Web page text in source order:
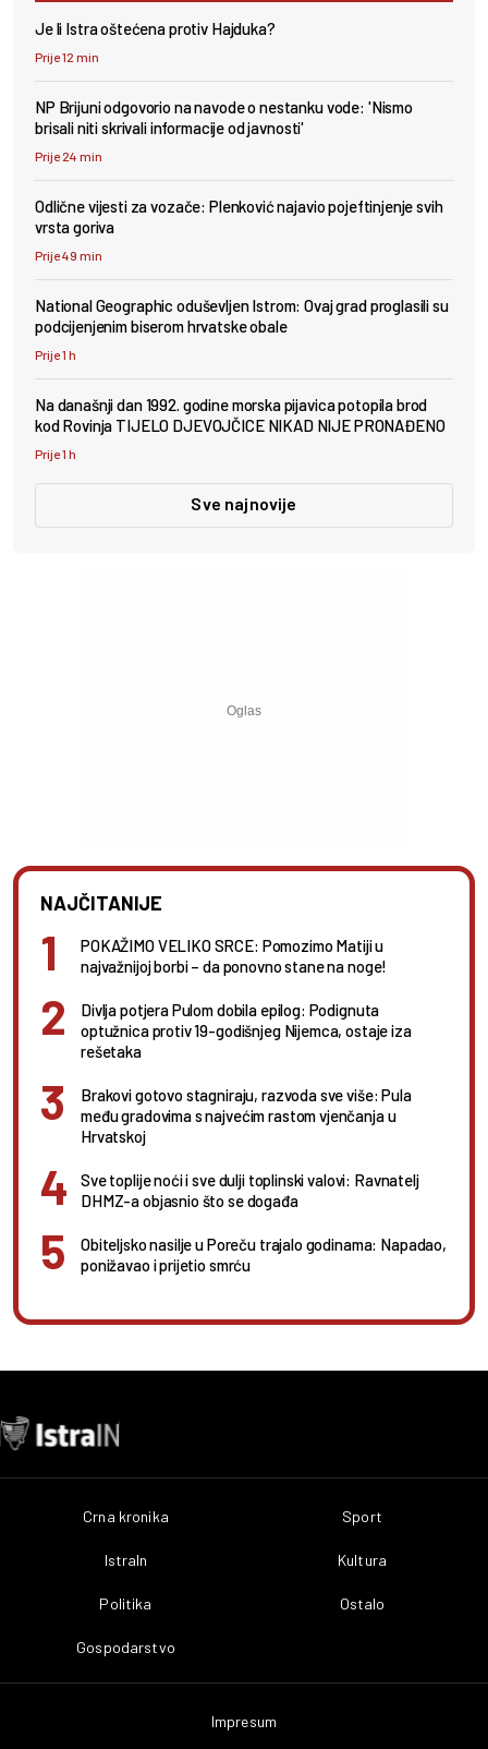
Je li Istra oštećena protiv Hajduka?
Prije 12 min
NP Brijuni odgovorio na navode o nestanku vode: 'Nismo
brisali niti skrivali informacije od javnosti'
Prije 24 min
Odlične vijesti za vozače: Plenković najavio pojeftinjenje svih
vrsta goriva
Prije 49 min
National Geographic oduševljen Istrom: Ovaj grad proglasili su
podcijenjenim biserom hrvatske obale
Prije 1 h
Na današnji dan 1992. godine morska pijavica potopila brod
kod Rovinja TIJELO DJEVOJČICE NIKAD NIJE PRONAĐENO
Prije 1 h
Sve najnovije
NAJČITANIJE
POKAŽIMO VELIKO SRCE: Pomozimo Matiji u
najvažnijoj borbi – da ponovno stane na noge!
Divlja potjera Pulom dobila epilog: Podignuta
optužnica protiv 19-godišnjeg Nijemca, ostaje iza
rešetaka
Brakovi gotovo stagniraju, razvoda sve više: Pula
među gradovima s najvećim rastom vjenčanja u
Hrvatskoj
Sve toplije noći i sve dulji toplinski valovi: Ravnatelj
DHMZ-a objasnio što se događa
Obiteljsko nasilje u Poreču trajalo godinama: Napadao,
ponižavao i prijetio smrću
Crna kronika
IstraIn
Politika
Gospodarstvo
Sport
Kultura
Ostalo
Impresum